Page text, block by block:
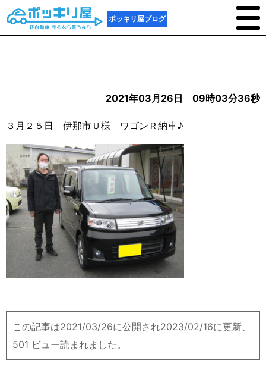
ポッキリ屋ブログ
2021年03月26日 09時03分36秒
３月２５日 伊那市Ｕ様 ワゴンＲ納車♪
この記事は2021/03/26に公開され2023/02/16に更新、
501 ビュー読まれました。